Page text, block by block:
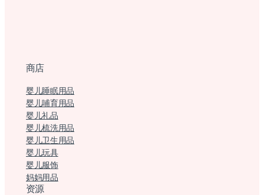
商店
婴儿睡眠用品
婴儿哺育用品
婴儿礼品
婴儿梳洗用品
婴儿卫生用品
婴儿玩具
婴儿服饰
妈妈用品
资源